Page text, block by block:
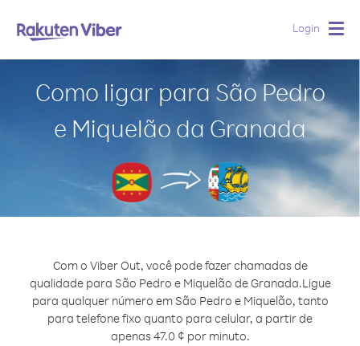
Login
Como ligar para São Pedro
e Miquelão da Granada
Com o Viber Out, você pode fazer chamadas de
qualidade para São Pedro e Miquelão de Granada.Ligue
para qualquer número em São Pedro e Miquelão, tanto
para telefone fixo quanto para celular, a partir de
apenas 47.0 ¢ por minuto.